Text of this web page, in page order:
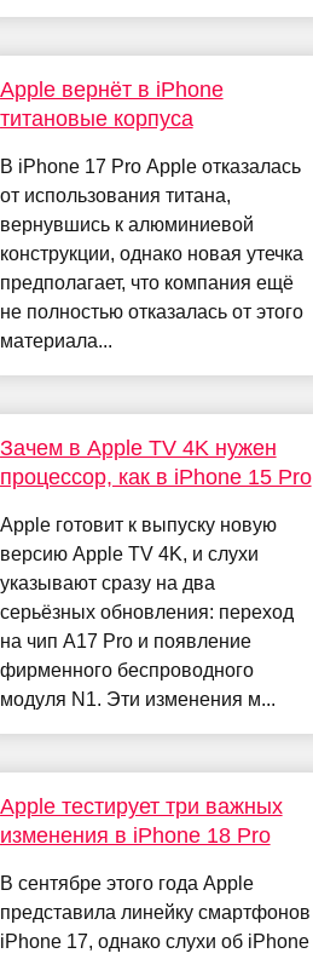
Apple вернёт в iPhone
титановые корпуса
В iPhone 17 Pro Apple отказалась
от использования титана,
вернувшись к алюминиевой
конструкции, однако новая утечка
предполагает, что компания ещё
не полностью отказалась от этого
материала...
Зачем в Apple TV 4K нужен
процессор, как в iPhone 15 Pro
Apple готовит к выпуску новую
версию Apple TV 4K, и слухи
указывают сразу на два
серьёзных обновления: переход
на чип A17 Pro и появление
фирменного беспроводного
модуля N1. Эти изменения м...
Apple тестирует три важных
изменения в iPhone 18 Pro
В сентябре этого года Apple
представила линейку смартфонов
iPhone 17, однако слухи об iPhone